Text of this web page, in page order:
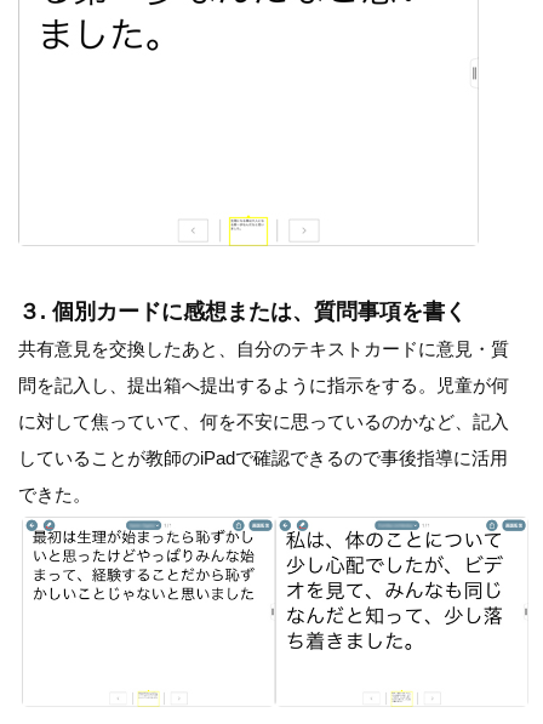
３. 個別カードに感想または、質問事項を書く
共有意見を交換したあと、自分のテキストカードに意見・質
問を記入し、提出箱へ提出するように指示をする。児童が何
に対して焦っていて、何を不安に思っているのかなど、記入
していることが教師のiPadで確認できるので事後指導に活用
できた。